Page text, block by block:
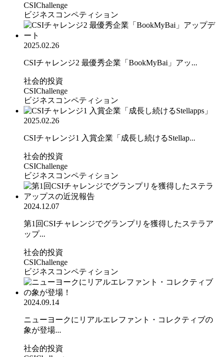
CSIChallenge
ビジネスコンペティション
2025.02.26
CSIチャレンジ2 最優秀企業「BookMyBai」アッ...
社会的投資
CSIChallenge
ビジネスコンペティション
2025.02.26
CSIチャレンジ1 入賞企業「成長し続けるStellap...
社会的投資
CSIChallenge
ビジネスコンペティション
2024.12.07
第1回CSIチャレンジでグランプリを獲得したステラア
ップ...
社会的投資
CSIChallenge
ビジネスコンペティション
2024.09.14
ニューヨークにリアルエレファント・コレクティブの
象が登場...
社会的投資